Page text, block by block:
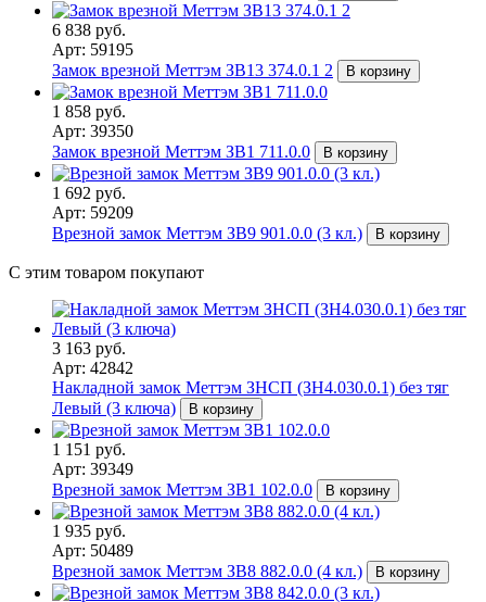
6 838 руб.
Арт: 59195
Замок врезной Меттэм ЗВ13 374.0.1 2
В корзину
1 858 руб.
Арт: 39350
Замок врезной Меттэм ЗВ1 711.0.0
В корзину
1 692 руб.
Арт: 59209
Врезной замок Меттэм ЗВ9 901.0.0 (3 кл.)
В корзину
С этим товаром покупают
3 163 руб.
Арт: 42842
Накладной замок Меттэм ЗНСП (ЗН4.030.0.1) без тяг
Левый (3 ключа)
В корзину
1 151 руб.
Арт: 39349
Врезной замок Меттэм ЗВ1 102.0.0
В корзину
1 935 руб.
Арт: 50489
Врезной замок Меттэм ЗВ8 882.0.0 (4 кл.)
В корзину